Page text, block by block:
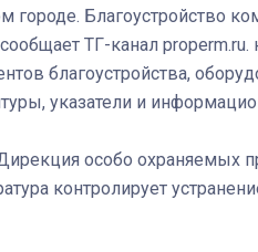
городе. Благоустройство
ТГ-канал
благоустройства,
указатели и
особо охраняемых
контролирует